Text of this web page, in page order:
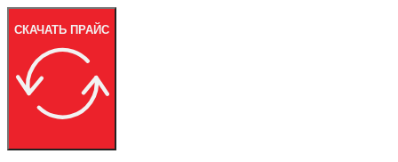
СКАЧАТЬ ПРАЙС